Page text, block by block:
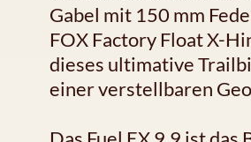
Gabel mit 150 mm
FOX Factory Float X-
dieses ultimative
einer verstellbaren